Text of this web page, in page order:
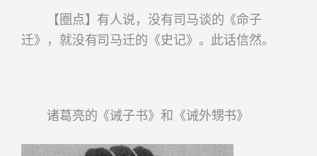
【圈点】有人说，没有司马谈的《命子
迁》，就没有司马迁的《史记》。此话信然。
诸葛亮的《诫子书》 和《诫外甥书》